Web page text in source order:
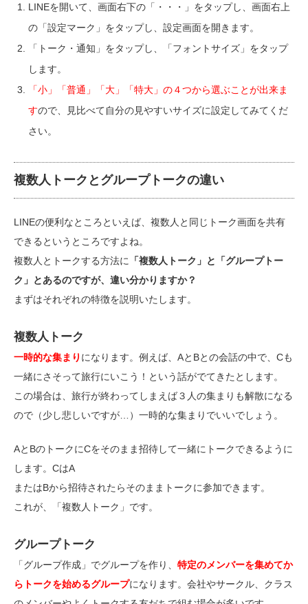
LINEを開いて、画面右下の「・・・」をタップし、画面右上
の「設定マーク」をタップし、設定画面を開きます。
「トーク・通知」をタップし、「フォントサイズ」をタップ
します。
「小」「普通」「大」「特大」の４つから選ぶことが出来ま
すので、見比べて自分の見やすいサイズに設定してみてくだ
さい。
複数人トークとグループトークの違い
LINEの便利なところといえば、複数人と同じトーク画面を共有
できるというところですよね。
複数人とトークする方法に
「複数人トーク」と「グループトー
ク」とあるのですが、違い分かりますか？
まずはそれぞれの特徴を説明いたします。
複数人トーク
一時的な集まり になります。例えば、AとBとの会話の中で、Cも
一緒にさそって旅行にいこう！という話がでてきたとします。
この場合は、旅行が終わってしまえば３人の集まりも解散になる
ので（少し悲しいですが…）一時的な集まりでいいでしょう。
AとBのトークにCをそのまま招待して一緒にトークできるように
します。CはA
またはBから招待されたらそのままトークに参加できます。
これが、「複数人トーク」です。
グループトーク
「グループ作成」でグループを作り、 特定のメンバーを集めてか
らトークを始めるグループになります。会社やサークル、クラス